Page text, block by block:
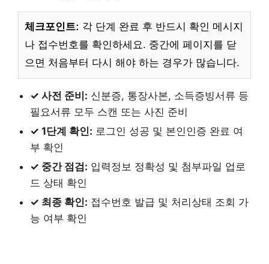
체크포인트: 각 단계 완료 후 반드시 확인 메시지
나 접수번호를 확인하세요. 중간에 페이지를 닫
으면 처음부터 다시 해야 하는 경우가 많습니다.
✓ 사전 준비: 신분증, 통장사본, 소득증빙서류 등
필요서류 모두 스캔 또는 사진 준비
✓ 1단계 확인: 로그인 성공 및 본인인증 완료 여
부 확인
✓ 중간 점검: 입력정보 정확성 및 첨부파일 업로
드 상태 확인
✓ 최종 확인: 접수번호 발급 및 처리상태 조회 가
능 여부 확인